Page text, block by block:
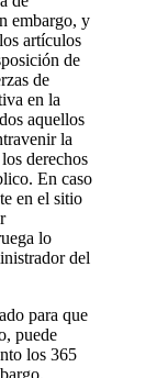
embargo, y
artículos
de
de
en la
aquellos
la
derechos
En caso
en el sitio
lo
del
para que
puede
los 365